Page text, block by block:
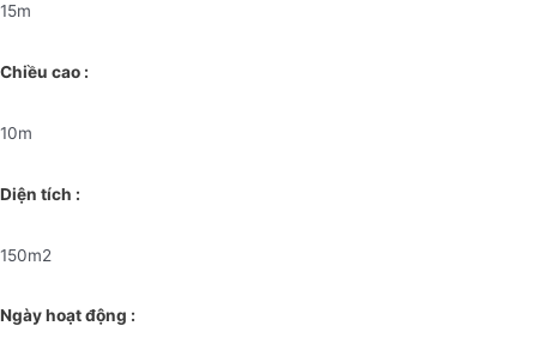
15m
Chiều cao :
10m
Diện tích :
150m2
Ngày hoạt động :